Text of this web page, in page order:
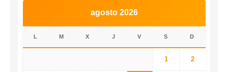
agosto 2026
L M X J V S D
1 2